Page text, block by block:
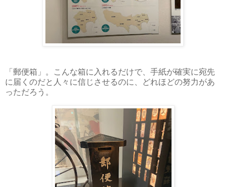
「郵便箱」。こんな箱に入れるだけで、手紙が確実に宛先
に届くのだと人々に信じさせるのに、どれほどの努力があ
っただろう。